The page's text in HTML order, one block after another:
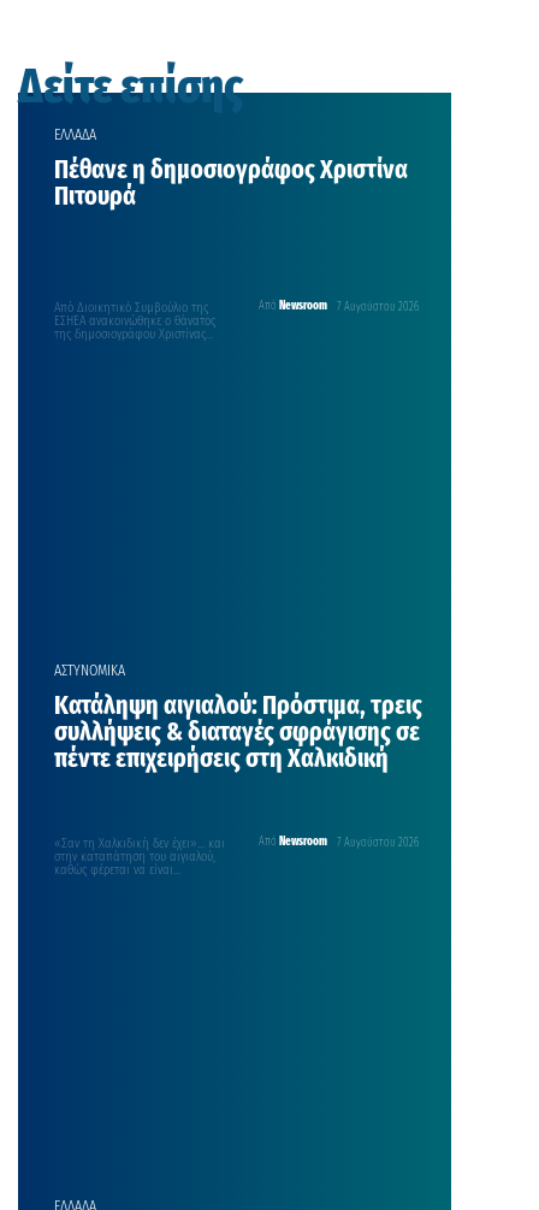
Δείτε επίσης
ΕΛΛΑΔΑ
Πέθανε η δημοσιογράφος Χριστίνα
Πιτουρά
Από Newsroom 7 Αυγούστου 2026
Από Διοικητικό Συμβούλιο της
ΕΣΗΕΑ ανακοινώθηκε ο θάνατος
της δημοσιογράφου Χριστίνας
ΑΣΤΥΝΟΜΙΚΑ
Κατάληψη αιγιαλού: Πρόστιμα, τρεις
συλλήψεις & διαταγές σφράγισης σε
πέντε επιχειρήσεις στη Χαλκιδική
Από Newsroom 7 Αυγούστου 2026
«Σαν τη Χαλκιδική δεν έχει»… και
στην καταπάτηση του αιγιαλού,
καθώς φέρεται να είναι
ΕΛΛΑΔΑ